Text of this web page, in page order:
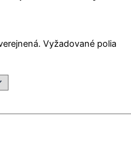
Vyžadované polia